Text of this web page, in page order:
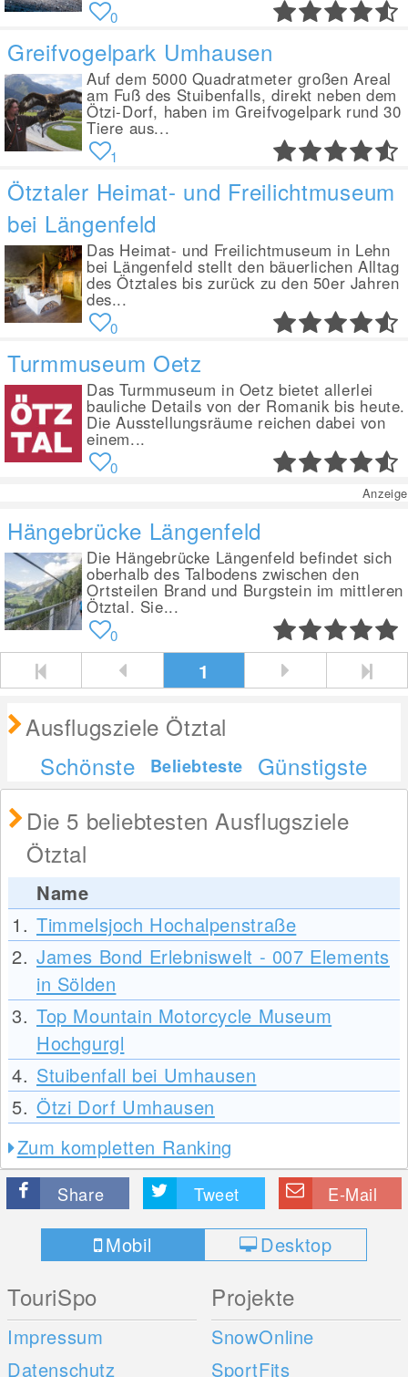
0
Greifvogelpark Umhausen
Auf dem 5000 Quadratmeter großen Areal
am Fuß des Stuibenfalls, direkt neben dem
Ötzi-Dorf, haben im Greifvogelpark rund 30
Tiere aus...
1
Ötztaler Heimat- und Freilichtmuseum
bei Längenfeld
Das Heimat- und Freilichtmuseum in Lehn
bei Längenfeld stellt den bäuerlichen Alltag
des Ötztales bis zurück zu den 50er Jahren
des...
0
Turmmuseum Oetz
Das Turmmuseum in Oetz bietet allerlei
bauliche Details von der Romanik bis heute.
Die Ausstellungsräume reichen dabei von
einem...
0
Anzeige
Hängebrücke Längenfeld
Die Hängebrücke Längenfeld befindet sich
oberhalb des Talbodens zwischen den
Ortsteilen Brand und Burgstein im mittleren
Ötztal. Sie...
0
1
Ausflugsziele Ötztal
Schönste
Beliebteste
Günstigste
Die 5 beliebtesten Ausflugsziele
Ötztal
Name
1. Timmelsjoch Hochalpenstraße
2. James Bond Erlebniswelt - 007 Elements
in Sölden
3. Top Mountain Motorcycle Museum
Hochgurgl
4. Stuibenfall bei Umhausen
5. Ötzi Dorf Umhausen
Zum kompletten Ranking
Share Tweet E-Mail
Mobil Desktop
TouriSpo
Impressum
Datenschutz
Projekte
SnowOnline
SportFits